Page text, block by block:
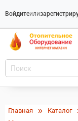
Войдитеили
Главная Каталог